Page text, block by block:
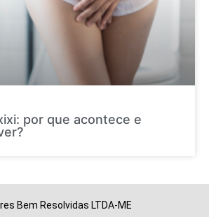
por que acontece e
Bem Resolvidas LTDA-ME